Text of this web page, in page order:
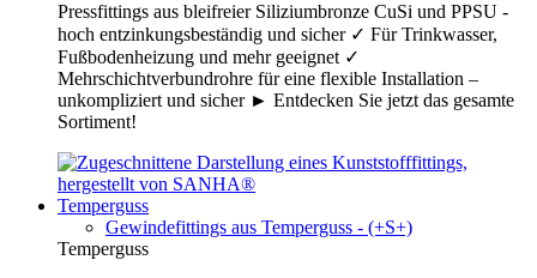
Pressfittings aus bleifreier Siliziumbronze CuSi und PPSU -
hoch entzinkungsbeständig und sicher ✓ Für Trinkwasser,
Fußbodenheizung und mehr geeignet ✓
Mehrschichtverbundrohre für eine flexible Installation –
unkompliziert und sicher ► Entdecken Sie jetzt das gesamte
Sortiment!
Temperguss
Gewindefittings aus Temperguss - (+S+)
Temperguss